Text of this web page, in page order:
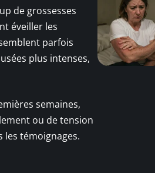
de grossesses
éveiller les
parfois
plus intenses,
semaines,
ou de tension
les témoignages.